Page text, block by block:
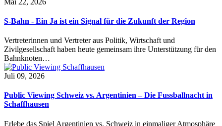
S-Bahn - Ein Ja ist ein Signal für die Zukunft der Region
Vertreterinnen und Vertreter aus Politik, Wirtschaft und
Zivilgesellschaft haben heute gemeinsam ihre Unterstützung für den
Bahnknoten…
Juli 09, 2026
Public Viewing Schweiz vs. Argentinien – Die Fussballnacht in
Schaffhausen
Erlebe das Spiel Argentinien vs. Schweiz in einmaliger Atmosphäre